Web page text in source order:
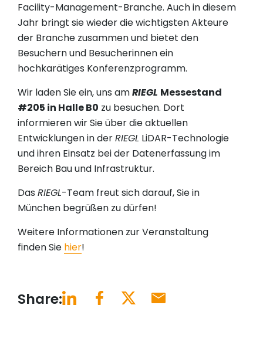
Facility-Management-Branche. Auch in diesem
Jahr bringt sie wieder die wichtigsten Akteure
der Branche zusammen und bietet den
Besuchern und Besucherinnen ein
hochkarätiges Konferenzprogramm.
Wir laden Sie ein, uns amRIEGL Messestand
#205 in Halle B0 zu besuchen. Dort
informieren wir Sie über die aktuellen
Entwicklungen in derRIEGL LiDAR-Technologie
und ihren Einsatz bei der Datenerfassung im
Bereich Bau und Infrastruktur.
Das RIEGL-Team freut sich darauf, Sie in
München begrüßen zu dürfen!
Weitere Informationen zur Veranstaltung
finden Sie hier!
Share: